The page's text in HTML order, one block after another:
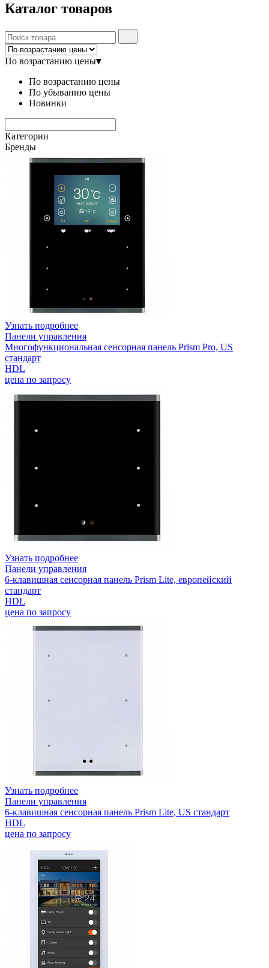
Каталог товаров
По возрастанию цены▾
По возрастанию цены
По убыванию цены
Новинки
Категории
Бренды
Узнать подробнее
Панели управления
Многофункциональная сенсорная панель Prism Pro, US
стандарт
HDL
цена по запросу
Узнать подробнее
Панели управления
6-клавишная сенсорная панель Prism Lite, европейский
стандарт
HDL
цена по запросу
Узнать подробнее
Панели управления
6-клавишная сенсорная панель Prism Lite, US стандарт
HDL
цена по запросу